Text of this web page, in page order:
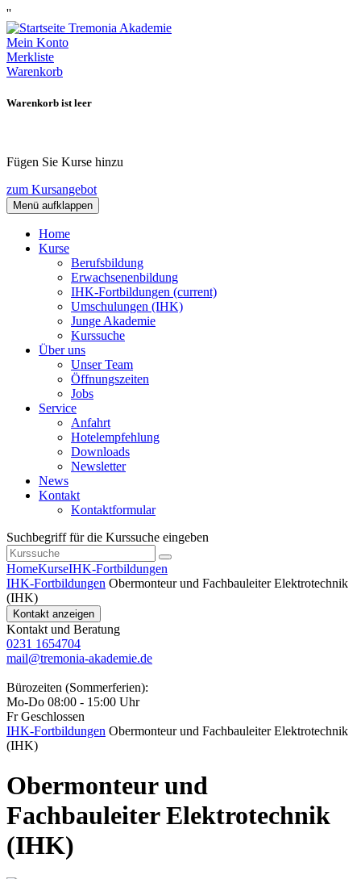
''
Mein Konto
Merkliste
Warenkorb
Warenkorb ist leer
Fügen Sie Kurse hinzu
zum Kursangebot
Menü aufklappen
Home
Kurse
Berufsbildung
Erwachsenenbildung
IHK-Fortbildungen (current)
Umschulungen (IHK)
Junge Akademie
Kurssuche
Über uns
Unser Team
Öffnungszeiten
Jobs
Service
Anfahrt
Hotelempfehlung
Downloads
Newsletter
News
Kontakt
Kontaktformular
Suchbegriff für die Kurssuche eingeben
HomeKurseIHK-Fortbildungen
IHK-Fortbildungen Obermonteur und Fachbauleiter Elektrotechnik
(IHK)
Kontakt anzeigen
Kontakt und Beratung
0231 1654704
mail@tremonia-akademie.de
Bürozeiten (Sommerferien):
Mo-Do 08:00 - 15:00 Uhr
Fr Geschlossen
IHK-Fortbildungen Obermonteur und Fachbauleiter Elektrotechnik
(IHK)
Obermonteur und
Fachbauleiter Elektrotechnik
(IHK)